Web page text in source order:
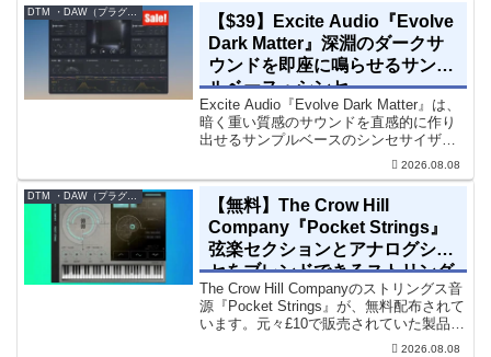
DTM ・DAW（プラグイン、シンセなど）のセール情報
【$39】Excite Audio『Evolve
Dark Matter』深淵のダークサ
ウンドを即座に鳴らせるサンプ
ルベース・シンセ
Excite Audio『Evolve Dark Matter』は、
暗く重い質感のサウンドを直感的に作り
出せるサンプルベースのシンセサイザー
です。ダークD&Bやアトモスフェリッ
ク・テクノ、シネマティック作品に適し
2026.08.08
DTM ・DAW（プラグイン、シンセなど）のセール情報
【無料】The Crow Hill
Company『Pocket Strings』
弦楽セクションとアナログシン
セをブレンドできるストリング
ス音源プラグイン
The Crow Hill Companyのストリングス音
源『Pocket Strings』が、無料配布されて
います。元々£10で販売されていた製品で
す。『Pocket Strings』についてPocket
2026.08.08